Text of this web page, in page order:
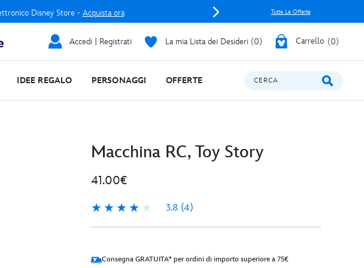
Disney Store - Acquista ora Tutte Le Offerte
Accedi | Registrati La mia Lista dei Desideri 0 Carrello 0
IDEE REGALO PERSONAGGI OFFERTE CERCA
Macchina RC, Toy Story
41.00€
3.8 (4)
3.8
Consegna GRATUITA* per ordini di importo superiore a 75€